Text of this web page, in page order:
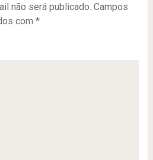
não será publicado. Campos
com *